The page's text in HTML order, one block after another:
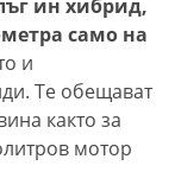
ин хибрид,
само на
и
Те обещават
както за
мотор